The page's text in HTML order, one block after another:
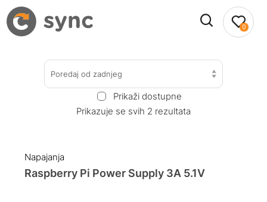
0
Poredaj od zadnjeg
Prikaži dostupne
Prikazuje se svih 2 rezultata
Napajanja
Raspberry Pi Power Supply 3A 5.1V